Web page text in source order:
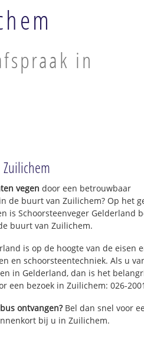
in
vegen door een betrouwbaar
de buurt van Zuilichem? Op het
is Schoorsteenveger Gelderland
buurt van Zuilichem.
is op de hoogte van de eisen
en schoorsteentechniek. Als u
in Gelderland, dan is het
een bezoek in Zuilichem: 026-
ontvangen?Bel dan snel voor
bij u in Zuilichem.